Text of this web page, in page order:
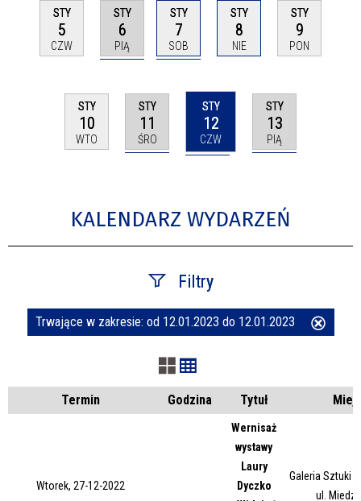
STY
5
CZW
STY
6
PIĄ
STY
7
SOB
STY
8
NIE
STY
9
PON
STY
10
WTO
STY
11
ŚRO
STY
12
CZW
STY
13
PIĄ
KALENDARZ WYDARZEŃ
Filtry
Szukana fraza
Kategoria
Trwające w zakresie: od 12.01.2023 do 12.01.2023
Termin Godzina Tytuł
Wtorek, 27-12-2022
Wernisaż
wystawy
Laury
Dyczko
Galeria Sztuki
ul.